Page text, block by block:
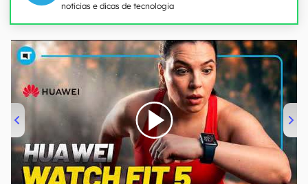
notícias e dicas de tecnologia